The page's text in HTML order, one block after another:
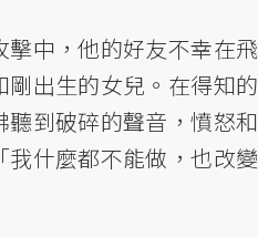
中，他的好友不幸在飛
出生的女兒。在得知的
到破碎的聲音，憤怒和
什麼都不能做，也改變